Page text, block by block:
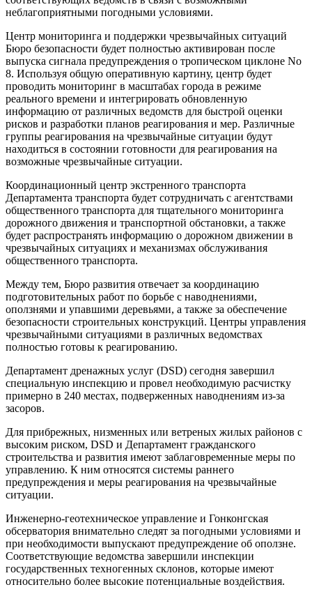
неблагоприятными погодными условиями.
Центр мониторинга и поддержки чрезвычайных ситуаций
Бюро безопасности будет полностью активирован после
выпуска сигнала предупреждения о тропическом циклоне No
8. Используя общую оперативную картину, центр будет
проводить мониторинг в масштабах города в режиме
реального времени и интегрировать обновленную
информацию от различных ведомств для быстрой оценки
рисков и разработки планов реагирования и мер. Различные
группы реагирования на чрезвычайные ситуации будут
находиться в состоянии готовности для реагирования на
возможные чрезвычайные ситуации.
Координационный центр экстренного транспорта
Департамента транспорта будет сотрудничать с агентствами
общественного транспорта для тщательного мониторинга
дорожного движения и транспортной обстановки, а также
будет распространять информацию о дорожном движении в
чрезвычайных ситуациях и механизмах обслуживания
общественного транспорта.
Между тем, Бюро развития отвечает за координацию
подготовительных работ по борьбе с наводнениями,
оползнями и упавшими деревьями, а также за обеспечение
безопасности строительных конструкций. Центры управления
чрезвычайными ситуациями в различных ведомствах
полностью готовы к реагированию.
Департамент дренажных услуг (DSD) сегодня завершил
специальную инспекцию и провел необходимую расчистку
примерно в 240 местах, подверженных наводнениям из-за
засоров.
Для прибрежных, низменных или ветреных жилых районов с
высоким риском, DSD и Департамент гражданского
строительства и развития имеют заблаговременные меры по
управлению. К ним относятся системы раннего
предупреждения и меры реагирования на чрезвычайные
ситуации.
Инженерно-геотехническое управление и Гонконгская
обсерватория внимательно следят за погодными условиями и
при необходимости выпускают предупреждение об оползне.
Соответствующие ведомства завершили инспекции
государственных техногенных склонов, которые имеют
относительно более высокие потенциальные воздействия.